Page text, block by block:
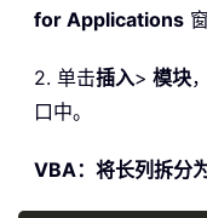
for Applications
2. 单击插入> 模块
口中。
VBA：将长列拆分